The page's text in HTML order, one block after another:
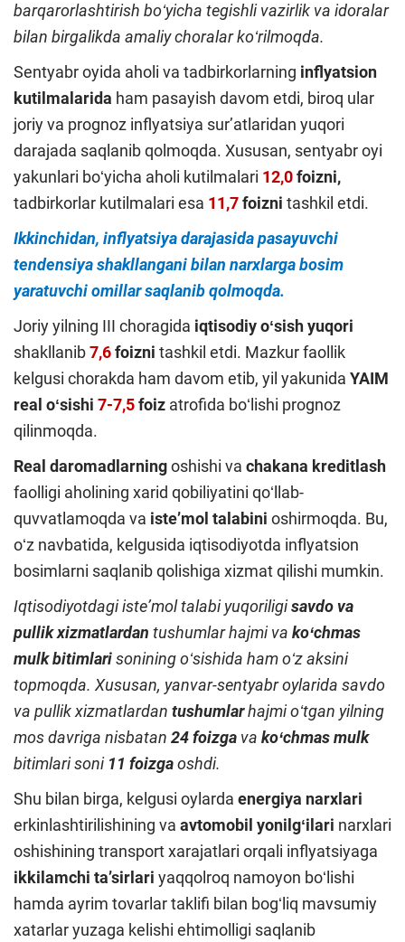
barqarorlashtirish boʻyicha tegishli vazirlik va idoralar
bilan birgalikda amaliy choralar koʻrilmoqda.
Sentyabr oyida aholi va tadbirkorlarning inflyatsion
kutilmalarida ham pasayish davom etdi, biroq ular
joriy va prognoz inflyatsiya surʼatlaridan yuqori
darajada saqlanib qolmoqda. Xususan, sentyabr oyi
yakunlari boʻyicha aholi kutilmalari 12,0foizni,
tadbirkorlar kutilmalari esa 11,7foizni tashkil etdi.
Ikkinchidan, inflyatsiya darajasida pasayuvchi
tendensiya shakllangani bilan narxlarga bosim
yaratuvchi omillar saqlanib qolmoqda.
Joriy yilning III choragida iqtisodiy oʻsishyuqori
shakllanib7,6foizni tashkil etdi. Mazkur faollik
kelgusi chorakda ham davom etib, yil yakunida YAIM
real oʻsishi 7-7,5foiz atrofida boʻlishi prognoz
qilinmoqda.
Real daromadlarningoshishi va chakana kreditlash
faolligi aholining xarid qobiliyatini qoʻllab-
quvvatlamoqda va isteʼmol talabini oshirmoqda. Bu,
oʻz navbatida, kelgusida iqtisodiyotda inflyatsion
bosimlarni saqlanib qolishiga xizmat qilishi mumkin.
Iqtisodiyotdagi isteʼmol talabi yuqoriligisavdo va
pullik xizmatlardan tushumlar hajmi va koʻchmas
mulk bitimlarisonining oʻsishida ham oʻz aksini
topmoqda. Xususan, yanvar-sentyabr oylarida savdo
va pullik xizmatlardan tushumlarhajmi oʻtgan yilning
mos davriga nisbatan 24 foizga va koʻchmas mulk
bitimlari soni 11 foizgaoshdi.
Shu bilan birga, kelgusi oylarda energiya narxlari
erkinlashtirilishining va avtomobil yonilgʻilari narxlari
oshishining transport xarajatlari orqali inflyatsiyaga
ikkilamchi taʼsirlari yaqqolroq namoyon boʻlishi
hamda ayrim tovarlar taklifi bilan bogʻliq mavsumiy
xatarlar yuzaga kelishi ehtimolligi saqlanib